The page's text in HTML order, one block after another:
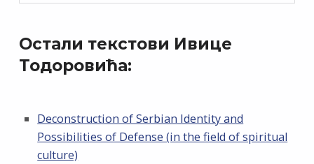
Остали текстови Ивице
Тодоровића:
Deconstruction of Serbian Identity and
Possibilities of Defense (in the field of spiritual
culture)